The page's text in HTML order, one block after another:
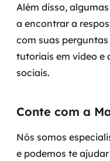
Além disso,
a encontrar a
com suas
tutoriais em vídeo e
sociais.
Conte com a
Nós somos
e podemos te